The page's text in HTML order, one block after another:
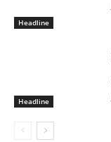
Headline
Headline